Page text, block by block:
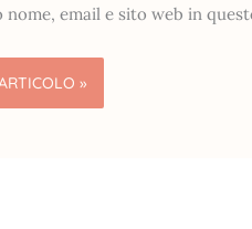
nome, email e sito web in